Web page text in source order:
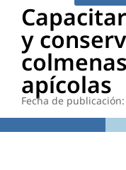
y
apícolas
Fecha de